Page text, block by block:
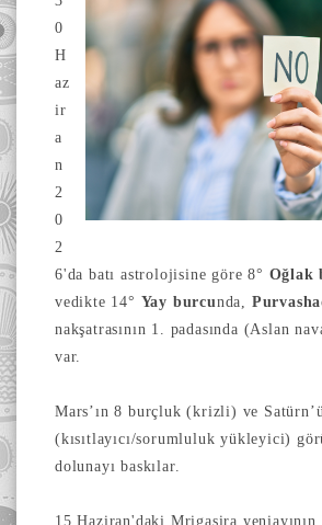
0
H
az
ir
a
n
2
0
2
6'da batı astrolojisine göre 8° Oğlak
vedikte 14° Yay burcunda,
nakşatrasının 1. padasında (Aslan
var.
Mars’ın 8 burçluk (krizli) ve
(kısıtlayıcı/sorumluluk yükleyici)
dolunayı baskılar.
15 Haziran'daki Mrigasira yeniayının